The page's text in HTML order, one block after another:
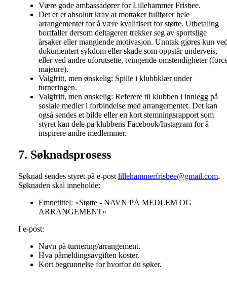
Være gode ambassadører for Lillehammer Frisbee.
Det er et absolutt krav at mottaker fullfører hele
arrangementet for å være kvalifisert for støtte. Utbetaling
bortfaller dersom deltageren trekker seg av sportslige
årsaker eller manglende motivasjon. Unntak gjøres kun
dokumentert sykdom eller skade som oppstår underveis,
eller ved andre uforutsette, tvingende omstendigheter
majeure).
Valgfritt, men ønskelig: Spille i klubbklær under
turneringen.
Valgfritt, men ønskelig: Referere til klubben i innlegg på
sosiale medier i forbindelse med arrangementet. Det kan
også sendes et bilde eller en kort stemningsrapport som
styret kan dele på klubbens Facebook/Instagram for å
inspirere andre medlemmer.
7. Søknadsprosess
Søknad sendes styret på e-post lillehammerfrisbee@gmail.com.
Søknaden skal inneholde:
Emnetittel: «Støtte - NAVN PÅ MEDLEM OG
ARRANGEMENT»
I e-post:
Navn på turnering/arrangement.
Hva påmeldingsavgiften koster.
Kort begrunnelse for hvorfor du søker.